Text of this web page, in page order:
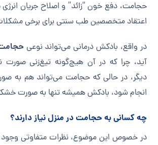
حجامت، دفع خون “زائد” و اصلاح جریان
اعتقاد متخصصین طب سنتی برای برخی
در واقع، بادکش درمانی می‌تواند نوعی
آید، چرا که در آن هیچ‌گونه تیغ‌زنی صورت
دیگر، در حالی که حجامت می‌تواند هم به
انجام شود، بادکش همیشه تنها به صورت
چه کسانی به حجامت در منزل نیاز دارند؟
در خصوص این موضوع، نظرات متفاوتی وجود